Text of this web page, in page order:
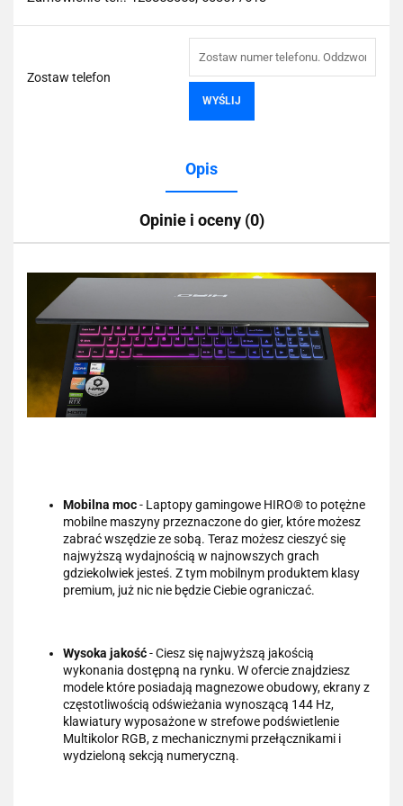
Zostaw telefon
WYŚLIJ
Opis
Opinie i oceny (0)
Mobilna moc- Laptopy gamingowe HIRO® to potężne
mobilne maszyny przeznaczone do gier, które możesz
zabrać wszędzie ze sobą. Teraz możesz cieszyć się
najwyższą wydajnością w najnowszych grach
gdziekolwiek jesteś. Z tym mobilnym produktem klasy
premium, już nic nie będzie Ciebie ograniczać.
Wysoka jakość- Ciesz się najwyższą jakością
wykonania dostępną na rynku. W ofercie znajdziesz
modele które posiadają magnezowe obudowy, ekrany z
częstotliwością odświeżania wynoszącą 144 Hz,
klawiatury wyposażone w strefowe podświetlenie
Multikolor RGB, z mechanicznymi przełącznikami i
wydzieloną sekcją numeryczną.